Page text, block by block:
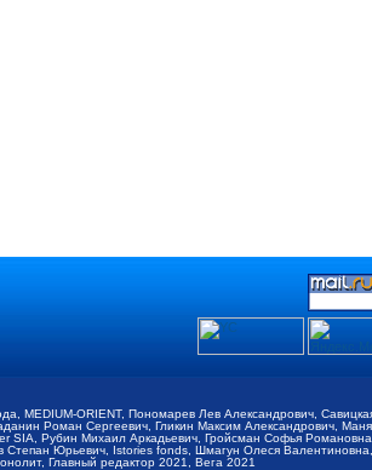
MEDIUM-ORIENT, Пономарев Лев Александрович,
Роман Сергеевич, Гликин Максим Александрович,
Рубин Михаил Аркадьевич, Гройсман Софья Романовна,
Юрьевич, Istories fonds, Шмагун Олеся
Главный редактор 2021, Вега 2021